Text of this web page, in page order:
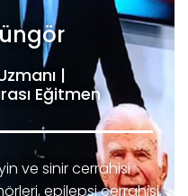
|
Eğitmen
ve sinir cerrahisi
epilepsi cerrahisi,